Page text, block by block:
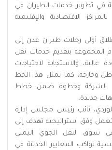
في تطوير خدمات الطيران في
الاقتصادية والإقليمية
أولى رحلات طيران عدن إلى
المجموعة بتقديم خدمات نقل
والاستجابة لاحتياجات
وخارجه، كما يمثل هذا الخط
الشركة وخطوة ضمن خطط
جديدة.
نائب رئيس مجلس إدارة
وفق استراتيجية تهدف إلى
سوق النقل الجوي اليمني
تواكب المعايير الحديثة في